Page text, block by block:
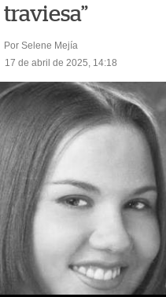
traviesa”
Por Selene Mejía
17 de abril de 2025, 14:18